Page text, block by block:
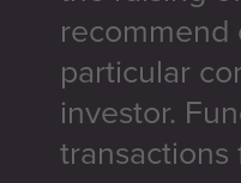
recommend
particular
investor.
transactions